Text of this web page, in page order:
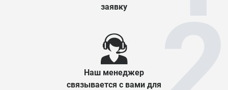
заявку
Наш менеджер
связывается с вами для